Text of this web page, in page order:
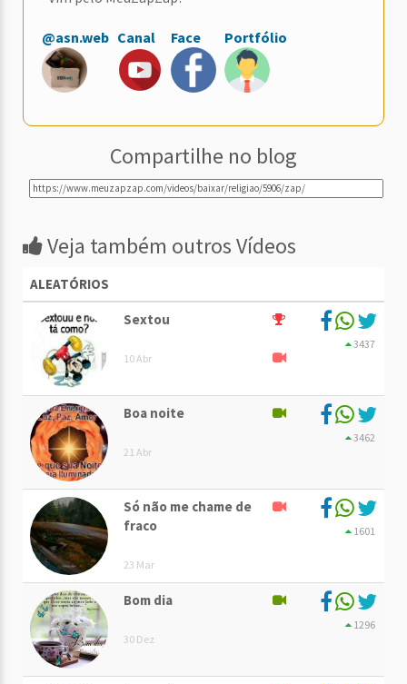
@asn.web Canal Face Portfólio
Compartilhe no blog
Veja também outros Vídeos
ALEATÓRIOS
Sextou
10 Abr
3437
Boa noite
21 Abr
3462
Só não me chame de
fraco
23 Mar
1601
Bom dia
30 Dez
1296